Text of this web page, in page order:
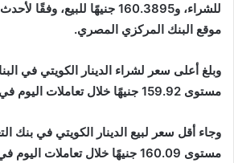
للشراء، و160.3895 جنيهًا للبيع،
موقع البنك المركزي المصري.
وبلغ أعلى سعر لشراء الدينار الكويتي في
مستوى 159.92 جنيهًا خلال تعاملات اليوم في البنوك.
وجاء أقل سعر لبيع الدينار الكويتي في بنك
مستوى 160.09 جنيهًا خلال تعاملات اليوم في البنوك.